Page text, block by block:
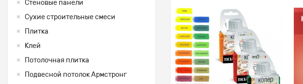
Стеновые панели
Сухие строительные смеси
Плитка
Клей
Потолочная плитка
Подвесной потолок Армстронг